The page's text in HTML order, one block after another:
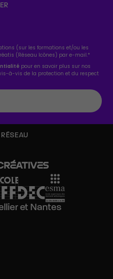
(sur les formations et/ou les
(Réseau Icônes) par e-mail.*
pour en savoir plus sur nos
à-vis de la protection et du respect
et Nantes